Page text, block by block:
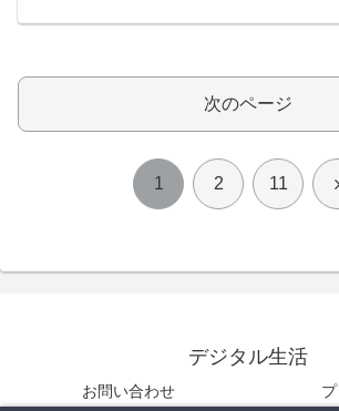
次のページ
1 2 11
デジタル生活
お問い合わせ